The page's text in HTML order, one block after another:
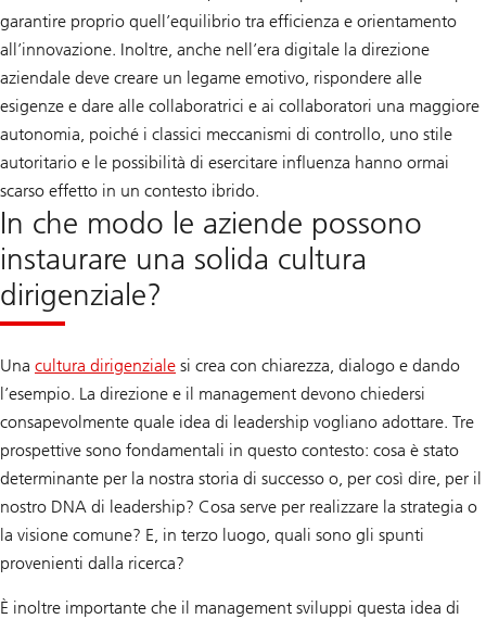
garantire proprio quell’equilibrio tra efficienza e orientamento
all’innovazione. Inoltre, anche nell’era digitale la direzione
aziendale deve creare un legame emotivo, rispondere alle
esigenze e dare alle collaboratrici e ai collaboratori una maggiore
autonomia, poiché i classici meccanismi di controllo, uno stile
autoritario e le possibilità di esercitare influenza hanno ormai
scarso effetto in un contesto ibrido.
In che modo le aziende possono
instaurare una solida cultura
dirigenziale?
Una cultura dirigenziale si crea con chiarezza, dialogo e dando
l’esempio. La direzione e il management devono chiedersi
consapevolmente quale idea di leadership vogliano adottare. Tre
prospettive sono fondamentali in questo contesto: cosa è stato
determinante per la nostra storia di successo o, per così dire, per il
nostro DNA di leadership? Cosa serve per realizzare la strategia o
la visione comune? E, in terzo luogo, quali sono gli spunti
provenienti dalla ricerca?
È inoltre importante che il management sviluppi questa idea di